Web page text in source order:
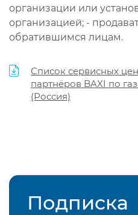
организации или
организацией; -
обратившимся лицам.
Список сервисных
партнёров BAXI по
(Россия)
Подписка